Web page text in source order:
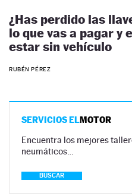
¿Has perdido las
lo que vas a pagar y
estar sin vehículo
RUBÉN PÉREZ
SERVICIOS ELMOTOR
Encuentra los mejores
neumáticos…
BUSCAR